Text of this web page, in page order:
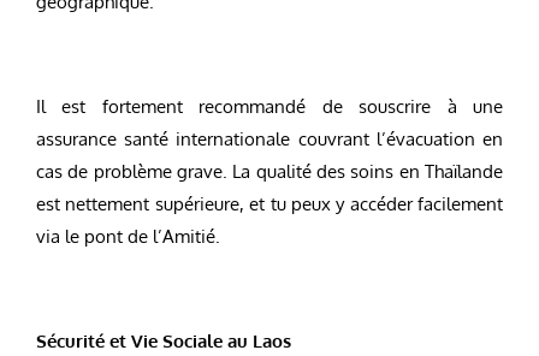
Il est fortement recommandé de souscrire à une
assurance santé internationale couvrant l’évacuation en
cas de problème grave. La qualité des soins en Thaïlande
est nettement supérieure, et tu peux y accéder facilement
via le pont de l’Amitié.
Sécurité et Vie Sociale au Laos